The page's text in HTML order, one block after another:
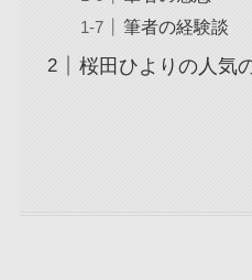
筆者の経験談
桜田ひよりの人気